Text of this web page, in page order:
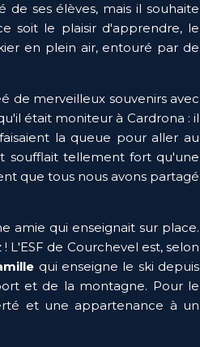
ses élèves, mais il souhaite
soit le plaisir d'apprendre, le
en plein air, entouré par de
de merveilleux souvenirs avec
était moniteur à Cardrona : il
la queue pour aller au
soufflait tellement fort qu'une
que tous nous avons partagé
amie qui enseignait sur place.
L'ESF de Courchevel est, selon
qui enseigne le ski depuis
et de la montagne. Pour le
et une appartenance à un